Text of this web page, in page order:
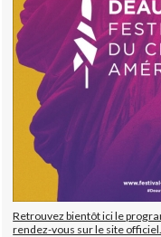
Retrouvez bientôt ici le
rendez-vous sur le site officiel.